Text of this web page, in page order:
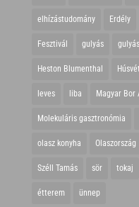
elhízástudomány Erdély
Fesztivál gulyás
Heston Blumenthal Húsvét
leves liba Magyar Bor
Molekuláris gasztronómia
olasz konyha Olaszország
Széll Tamás sör tokaj
étterem ünnep